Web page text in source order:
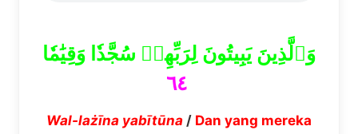
وَٱلَّذِينَ يَبِيتُونَ لِرَبِّهِمۡ سُجَّدٗا وَقِيَٰمٗا
٦٤
Wal-lażīna yabītūna / Dan yang mereka